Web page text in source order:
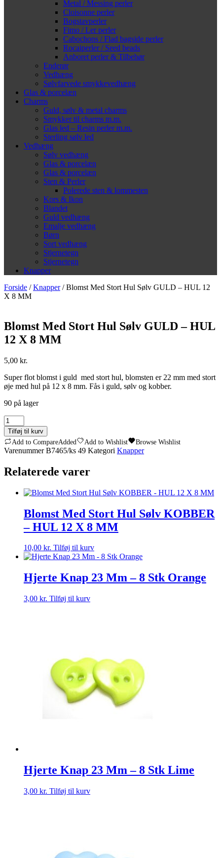
Metal / Messing perler
Cloisonne perler
Bogstavperler
Fimo / Ler perler
Cabochons / Flad bagside perler
Rocaiperler / Seed beads
Anboret perler & Tilbehør
Enderør
Vedhæng
Sølvfarvede smykkevedhæng
Glas & porcelæn
Charms
Guld, sølv & metal charms
Smykker til charms m.m.
Glas led – Resin perler m.m.
Sterling sølv led
Vedhæng
Sølv vedhæng
Glas & porcelæn
Glas & porcelæn
Sten & Perler
Polerede sten & lommesten
Kors & Ikon
Blandet
Guld vedhæng
Emalje vedhæng
Børn
Sort vedhæng
Stjernetegn
Stjernetegn
Knapper
Forside /Knapper/ Blomst Med Stort Hul Sølv GULD – HUL 12
X 8 MM
Blomst Med Stort Hul Sølv GULD – HUL
12 X 8 MM
5,00 kr.
Super flot blomst i guld med stort hul, blomsten er 22 mm med stort
øje med hul på 12 x 8 mm. Fås i guld, sølv og kobber.
90 på lager
Blomst
Med
Stort
Hul
Sølv
Tilføj til kurv
Add to CompareAdded Add to Wishlist Browse Wishlist
VarenummerB7465/ks 49 Kategori Knapper
Relaterede varer
Blomst Med Stort Hul Sølv KOBBER
– HUL 12 X 8 MM
10,00 kr. Tilføj til kurv
Hjerte Knap 23 Mm – 8 Stk Orange
3,00 kr. Tilføj til kurv
Hjerte Knap 23 Mm – 8 Stk Lime
3,00 kr. Tilføj til kurv